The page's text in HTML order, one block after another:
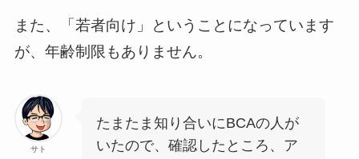
また、「若者向け」ということになっています
が、年齢制限もありません。
サト
たまたま知り合いにBCAの人が
いたので、確認したところ、ア